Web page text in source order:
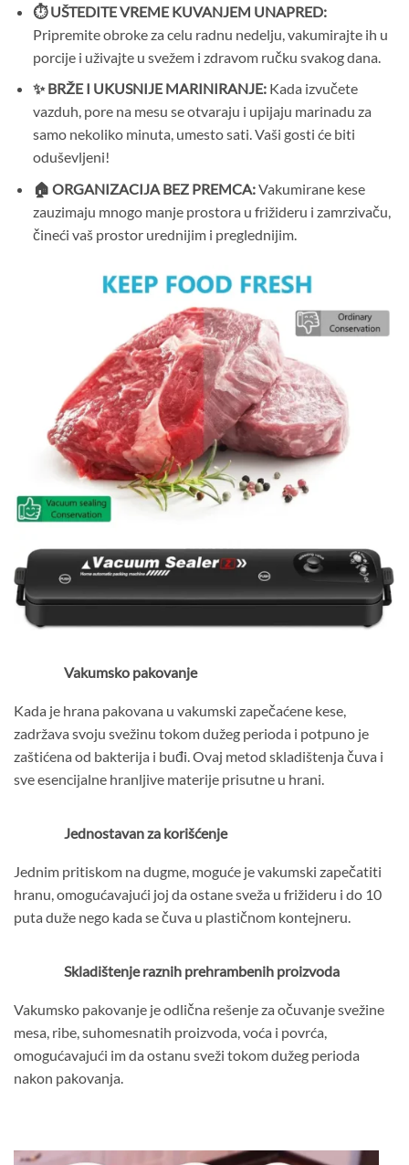
⏱️ UŠTEDITE VREME KUVANJEM UNAPRED:
Pripremite obroke za celu radnu nedelju, vakumirajte ih u
porcije i uživajte u svežem i zdravom ručku svakog dana.
✨ BRŽE I UKUSNIJE MARINIRANJE:Kada izvučete
vazduh, pore na mesu se otvaraju i upijaju marinadu za
samo nekoliko minuta, umesto sati. Vaši gosti će biti
oduševljeni!
🏠 ORGANIZACIJA BEZ PREMCA:Vakumirane kese
zauzimaju mnogo manje prostora u frižideru i zamrzivaču,
čineći vaš prostor urednijim i preglednijim.
Vakumsko pakovanje
Kada je hrana pakovana u vakumski zapečaćene kese,
zadržava svoju svežinu tokom dužeg perioda i potpuno je
zaštićena od bakterija i buđi. Ovaj metod skladištenja čuva i
sve esencijalne hranljive materije prisutne u hrani.
Jednostavan za korišćenje
Jednim pritiskom na dugme, moguće je vakumski zapečatiti
hranu, omogućavajući joj da ostane sveža u frižideru i do 10
puta duže nego kada se čuva u plastičnom kontejneru.
Skladištenje raznih prehrambenih proizvoda
Vakumsko pakovanje je odlična rešenje za očuvanje svežine
mesa, ribe, suhomesnatih proizvoda, voća i povrća,
omogućavajući im da ostanu sveži tokom dužeg perioda
nakon pakovanja.